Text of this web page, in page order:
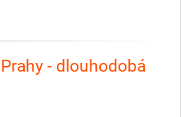
- dlouhodobá